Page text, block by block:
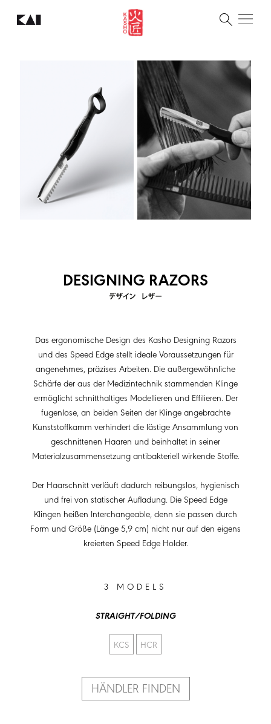
DESIGNING RAZORS
Das ergonomische Design des Kasho Designing Razors
und des Speed Edge stellt ideale Voraussetzungen für
angenehmes, präzises Arbeiten. Die außergewöhnliche
Schärfe der aus der Medizintechnik stammenden Klinge
ermöglicht schnitthaltiges Modellieren und Effilieren. Der
fugenlose, an beiden Seiten der Klinge angebrachte
Kunststoffkamm verhindert die lästige Ansammlung von
geschnittenen Haaren und beinhaltet in seiner
Materialzusammensetzung antibakteriell wirkende Stoffe.
Der Haarschnitt verläuft dadurch reibungslos, hygienisch
und frei von statischer Aufladung. Die Speed Edge
Klingen heißen Interchangeable, denn sie passen durch
Form und Größe (Länge 5,9 cm) nicht nur auf den eigens
kreierten Speed Edge Holder.
3 MODELS
STRAIGHT/FOLDING
KCS HCR
HÄNDLER FINDEN